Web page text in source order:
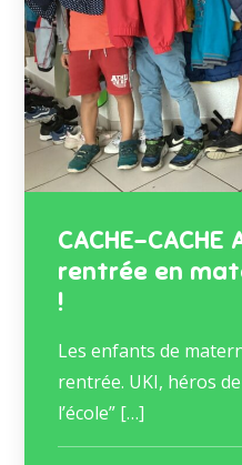
CACHE-CACHE
rentrée en
!
Les enfants de
rentrée. UKI, héros de
l’école” […]